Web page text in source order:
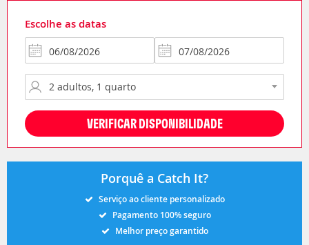
Escolhe as datas
VERIFICAR DISPONIBILIDADE
Porquê a Catch It?
Serviço ao cliente personalizado
Pagamento 100% seguro
Melhor preço garantido